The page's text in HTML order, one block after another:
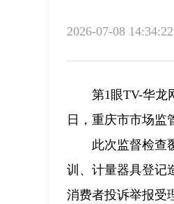
2026-07-08 14:34:22
第1眼TV-华龙
日，重庆市市场监
此次监督检查
训、计量器具登记
消费者投诉举报受